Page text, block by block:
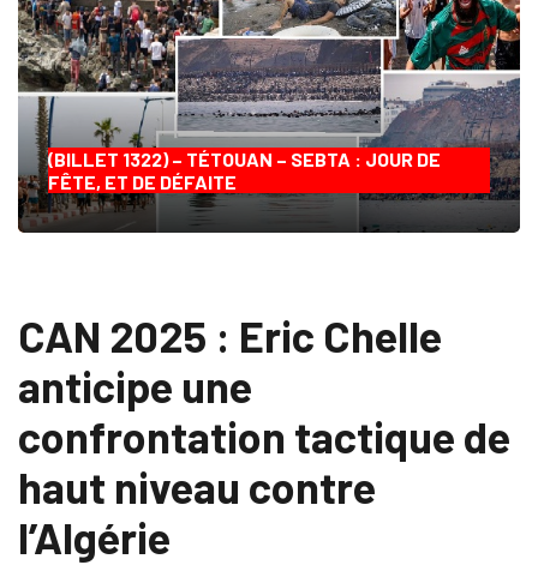
(BILLET 1322) – TÉTOUAN – SEBTA : JOUR DE
FÊTE, ET DE DÉFAITE
CAN 2025 : Eric Chelle
anticipe une
confrontation tactique de
haut niveau contre
l’Algérie